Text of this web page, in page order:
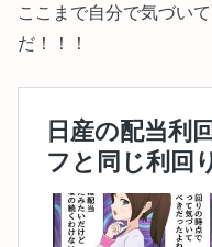
ここまで自分で気づい
だ！！！